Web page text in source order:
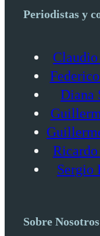
Periodistas y
Diana
Sergio
Sobre Nosotros